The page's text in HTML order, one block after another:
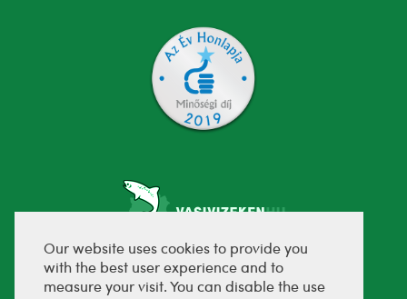
Our website uses cookies to provide you
with the best user experience and to
measure your visit. You can disable the use
fejlesztette: